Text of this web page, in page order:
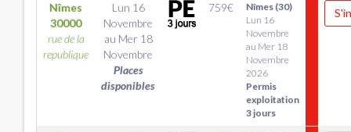
Nîmes
30000
rue de la
republique
Lun 16
Novembre
au Mer 18
Novembre
Places
disponibles
759€
Nîmes (30)
Lun 16
Novembre
au Mer 18
Novembre
2026
Permis
exploitation
3 jours